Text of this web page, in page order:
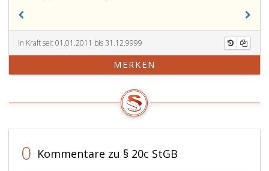
Verfall
nach
20
StGB
a,
gilt
In Kraft seit 01.01.2011 bis 31.12.9999
MERKEN
0 Kommentare zu § 20c StGB